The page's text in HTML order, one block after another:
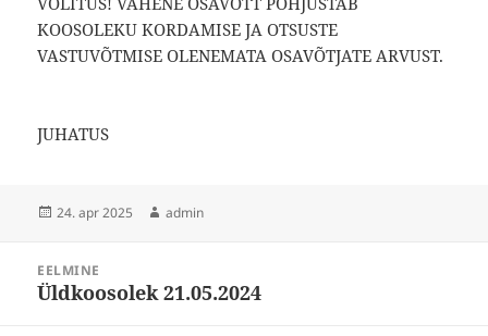
KOOSOLEKU KORDAMISE JA OTSUSTE
VASTUVÕTMISE OLENEMATA OSAVÕTJATE ARVUST.
JUHATUS
Postitatud
24. apr 2025 Autor
admin
EELMINE
Eelmine
Üldkoosolek 21.05.2024